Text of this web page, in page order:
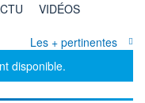
VIDÉOS
Les + pertinentes
disponible.